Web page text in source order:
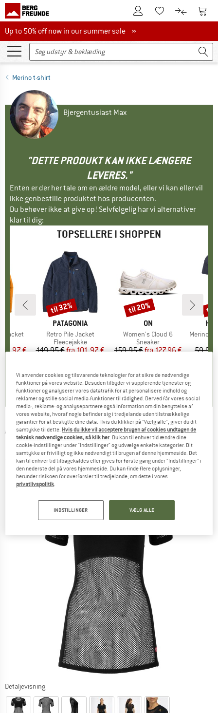
Til kundekontoenTil huskesedlen.
Til Til
Up to 50% off now in our summer sale
Up to 50% off now in our summer sale »
Merino t-shirt
Bjergentusiast Max
"DETTE PRODUKT KAN IKKE LÆNGERE
LEVERES."
Enten er der her tale om en ældre model, eller vi kan eller vil
ikke genbestille produktet hos producenten.
Du behøver ikke at give op! Selvfølgelig har vi alternativer
klar til dig:
TOPSELLERE I SHOPPEN
Jacket
pris
€
)
MÆRKE
PATAGONIA
Artikel
Retro Pile Jacket
Produktgruppe
Fleecejakke
Pris
149,95 € Nedsat pris
fra101,97 €
4,6(71)
Rabat
til 32%
MÆRKE
ON
Artikel
Women's Cloud 6
Produktgruppe
Sneaker
Pris
159,95 € Nedsat pris
fra127,96 €
4,7(48)
Rabat
til 20%
Artikel
MerinoMix150
59,95
til
ACLIMA -Women's WoolNet Original T-Shirt -
Merino undertøj
(0)
Detaljevisning
Vi anvender cookies og tilsvarende teknologier for at sikre de nødvendige
funktioner på vores website. Desuden tilbyder vi supplerende tjenester og
funktioner og analyserer vores datatrafik for at personalisere indhold og
reklamer og stille social media-funktioner til rådighed. Derved får vores social
media-, reklame- og analysepartnere også information om din benyttelse af
vores website, hvoraf nogle befinder sig i tredjelande uden tilstrækkelige
garantier for at beskytte dine data. Hvis du klikker på "Vælg alle", giver du dit
samtykke til dette. Hvis du ikke vil acceptere brugen af cookies undtagen de
teknisk nødvendige cookies, så klik her . Du kan til enhver tid ændre dine
cookie-indstillinger under "Indstillinger" og udvælge enkelte kategorier. Dit
samtykke er frivilligt og ikke nødvendigt til brugen af denne hjemmeside. Det
kan til enhver tid tilbagekaldes eller gives for første gang under "Indstillinger" i
den nederste del på vores hjemmeside. Du kan finde flere oplysninger,
herunder risikoen for overførsler til tredjelande, om dette i vores
privatlivspolitik
INDSTILLINGER VÆLG ALLE